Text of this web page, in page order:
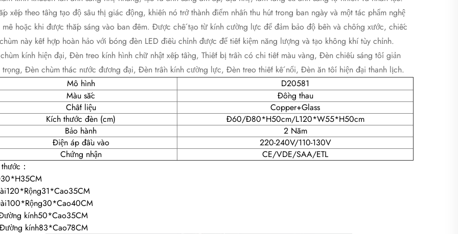
xếp theo tầng tạo độ sâu thị giác động, khiến nó trở thành điểm nhấn thu hút trong ban ngày và một tác phẩm nghệ
mê hoặc khi được thắp sáng vào ban đêm. Được chế tạo từ kính cường lực để đảm bảo độ bền và chống xước, chiếc
này kết hợp hoàn hảo với bóng đèn LED điều chỉnh được để tiết kiệm năng lượng và tạo không khí tùy chỉnh.
kính hiện đại, Đèn treo kính hình chữ nhật xếp tầng, Thiết bị trần có chi tiết màu vàng, Đèn chiếu sáng tối giản
trọng, Đèn chùm thác nước đương đại, Đèn trần kính cường lực, Đèn treo thiết kế nổi, Đèn ăn tối hiện đại thanh lịch.
Mô hình
D20581
Màu sắc
Đồng thau
Chất liệu
Copper+Glass
Kích thước đèn (cm)
Đ60/Đ80*H50cm/L120*W55*H50cm
Bảo hành
2 Năm
Điện áp đầu vào
220-240V/110-130V
Chứng nhận
CE/VDE/SAA/ETL
：
kính50*Cao35CM
kính83*Cao78CM